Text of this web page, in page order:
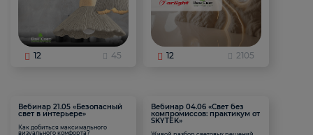
12 45 12 2105
Вебинар 21.05 «Безопасный
свет в интерьере»
Как добиться максимального
визуального комфорта?
Вебинар 04.06 «Свет без
компромиссов: практикум от
SKYTEK»